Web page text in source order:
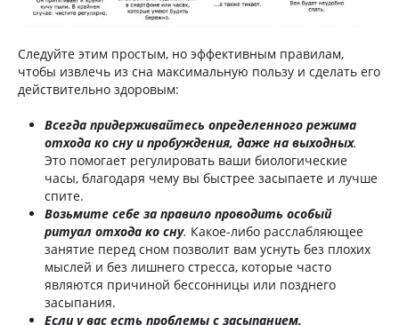
Следуйте этим простым, но эффективным правилам,
чтобы извлечь из сна максимальную пользу и сделать его
действительно здоровым:
Всегда придерживайтесь определенного режима
отхода ко сну и пробуждения, даже на выходных.
Это помогает регулировать ваши биологические
часы, благодаря чему вы быстрее засыпаете и лучше
спите.
Возьмите себе за правило проводить особый
ритуал отхода ко сну. Какое-либо расслабляющее
занятие перед сном позволит вам уснуть без плохих
мыслей и без лишнего стресса, которые часто
являются причиной бессонницы или позднего
засыпания.
Если у вас есть проблемы с засыпанием,